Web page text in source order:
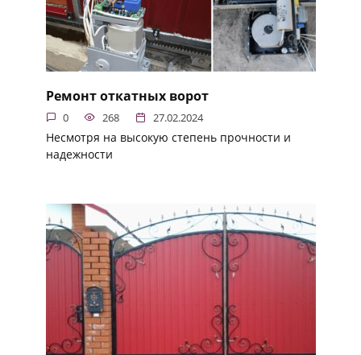
Ремонт откатных ворот
0 268 27.02.2024
Несмотря на высокую степень прочности и
надежности